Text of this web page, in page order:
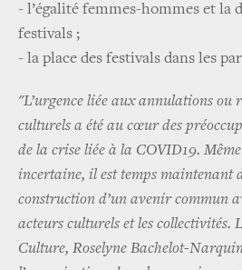
- l’égalité femmes-hommes et la
festivals ;
- la place des festivals dans les
"L’urgence liée aux annulations ou
culturels a été au cœur des
de la crise liée à la COVID19.
incertaine, il est temps maintenant
construction d’un avenir commun
acteurs culturels et les collectivités.
Culture, Roselyne Bachelot-